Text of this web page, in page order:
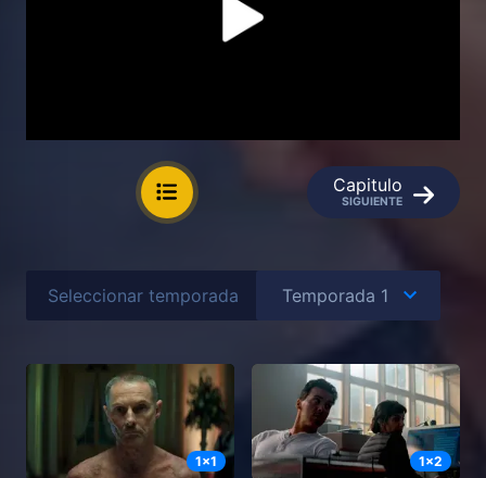
Capitulo
SIGUIENTE
Seleccionar temporada
1x1 1x2